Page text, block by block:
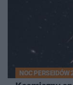
NOC PERSEIDÓW